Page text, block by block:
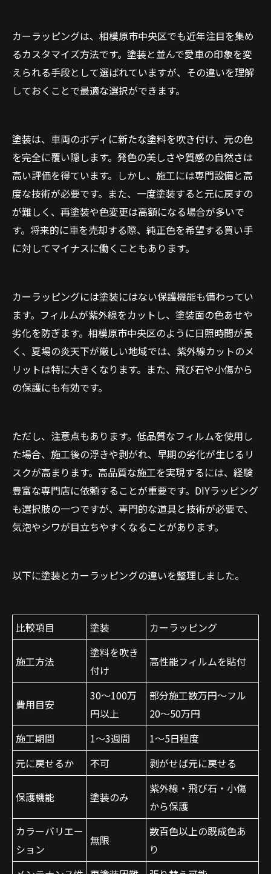
カーラッピングは、相模原市中央区でも近年注目を集め
るカスタマイズ方法です。塗装と並んで愛車の印象を変
えられる手段として選ばれていますが、その違いを理解
しておくことで最適な選択ができます。
塗装は、車両のボディに新たな塗料を吹き付け、元の色
を完全に覆い隠します。発色の美しさや質感の自然さは
高い評価を得ています。しかし、施工には専門設備と高
度な技術が必要です。また、一度塗装すると元に戻すの
が難しく、再塗装や色変更は高額になる場合が多いで
す。将来的に車を売却する際、純正色を希望する買い手
に対してマイナスに働くこともあります。
カーラッピングには塗装にはない保護機能も備わってい
ます。フィルムが紫外線をカットし、塗装面の色あせや
劣化を防ぎます。相模原市中央区のように日照時間が長
く、夏場の炎天下が厳しい地域では、紫外線カットのメ
リットは特に大きくなります。また、飛び石や小傷から
の保護にも有効です。
ただし、注意点もあります。低品質なフィルムを使用し
た場合、施工後の浮きや剥がれ、早期の劣化が生じるリ
スクが高まります。高品質な施工を実現するには、経験
豊富な専門店に依頼することが重要です。DIYラッピング
も選択肢の一つですが、専門的な道具と技術が必要で、
気泡やシワが目立ちやすくなることがあります。
以下に塗装とカーラッピングの違いを整理しました。
比較項目 塗装 カーラッピング
施工方法
塗料を吹き
付け
高性能フィルムを貼付
費用目安
30〜100万
円以上
部分施工数万円〜フル
20〜50万円
施工期間
1〜3週間
1〜5日程度
元に戻せるか
不可 剥がせば元に戻せる
保護機能 塗装のみ
紫外線・飛び石・小傷
から保護
カラーバリエー
ション
無限
数百色以上の既成色あ
り